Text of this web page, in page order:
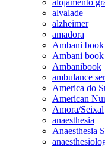
alvalade
alzheimer
amadora
Ambani book
Ambani
Ambanibook
ambulance
America do
American
Amora/Seixal
anaesthesia
Anaesthesia